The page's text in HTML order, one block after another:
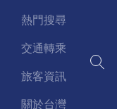
Main
熱門搜尋
交通轉乘
旅客資訊
關於台灣